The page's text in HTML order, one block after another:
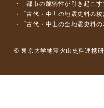
「都市の脆弱性が引き起こ
「古代・中世の地震史料の
「古代・中世の全地震史料
© 東京大学地震火山史料連携